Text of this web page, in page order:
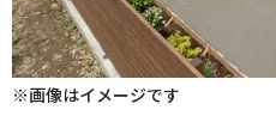
※画像はイメージです